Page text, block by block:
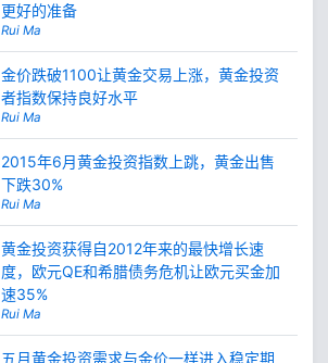
更好的准备
Rui Ma
金价跌破1100让黄金交易上涨，黄金投资
者指数保持良好水平
Rui Ma
2015年6月黄金投资指数上跳，黄金出售
下跌30%
Rui Ma
黄金投资获得自2012年来的最快增长速
度，欧元QE和希腊债务危机让欧元买金加
速35%
Rui Ma
五月黄金投资需求与金价一样进入稳定期